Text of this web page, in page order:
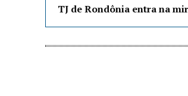
TJ de Rondônia entra na